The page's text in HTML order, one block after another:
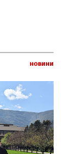
Новини